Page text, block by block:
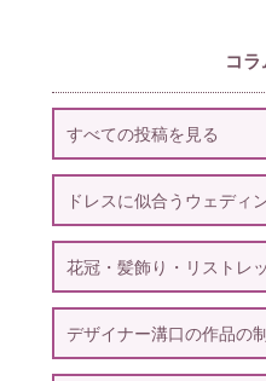
コ
すべての投稿を見る
ドレスに似合うウェディ
花冠・髪飾り・リストレ
デザイナー溝口の作品の